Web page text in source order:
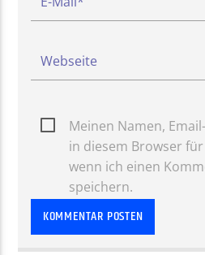
Meinen Namen,
in diesem Browser
wenn ich einen
speichern.